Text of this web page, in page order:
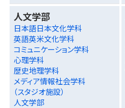
人文学部
日本語日本文化学科
英語英米文化学科
コミュニケーション学科
心理学科
歴史地理学科
メディア情報社会学科
（スタジオ施設）
人文学部